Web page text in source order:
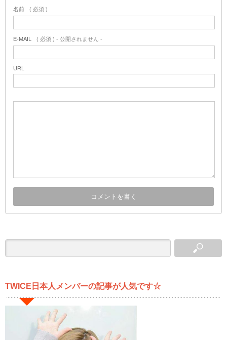
名前 ( 必須 )
E-MAIL ( 必須 ) - 公開されません -
URL
TWICE日本人メンバーの記事が人気です☆